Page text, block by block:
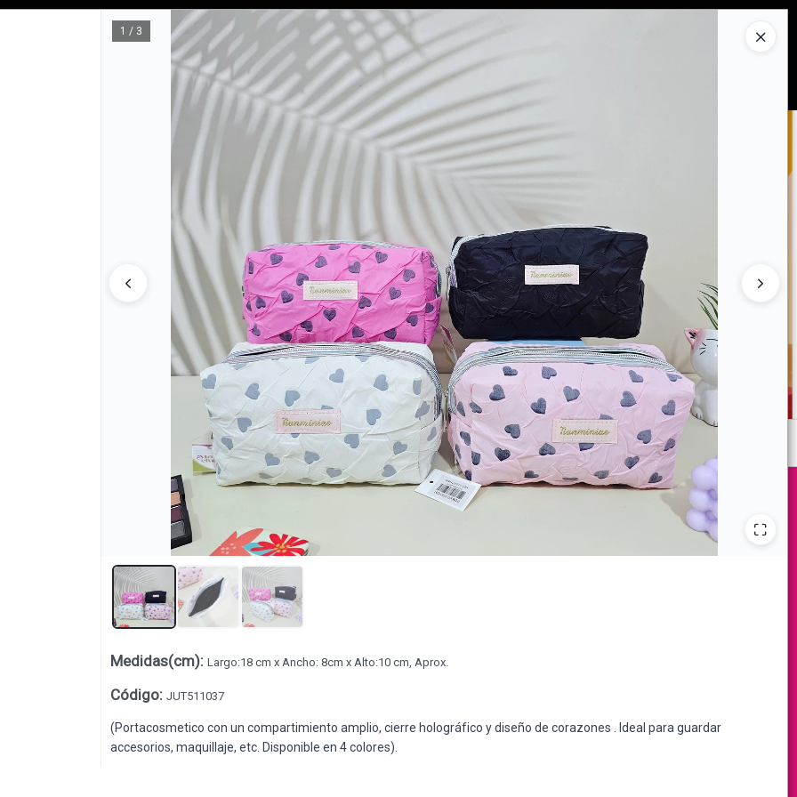
1 / 3
Medidas(cm): Largo:18 cm x Ancho: 8cm x Alto:10 cm, Aprox.
Código: JUT511037
(Portacosmetico con un compartimiento amplio, cierre holográfico y diseño de corazones . Ideal para guardar
accesorios, maquillaje, etc. Disponible en 4 colores).
Tienda solo para MAYORISTAS
CÓMO COMPRAR QUIÉNES SOMOS
Lista vacía